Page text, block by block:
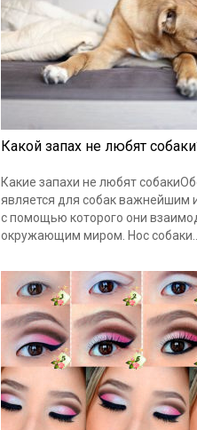
Какой запах не любят
Какие запахи не любят
является для собак важнейшим
с помощью которого они
окружающим миром. Нос собаки…